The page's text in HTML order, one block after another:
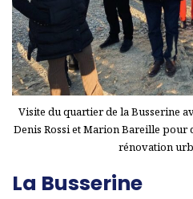
Visite du quartier de la Busserine
Denis Rossi et Marion Bareille pour
rénovation
La Busserine